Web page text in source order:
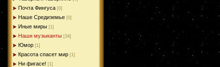
Почта Фингуса [0]
Наше Средиземье [0]
Иные миры [1]
Наши музыканты [34]
Юмор [1]
Красота спасет мир [1]
Ни фигасе! [1]